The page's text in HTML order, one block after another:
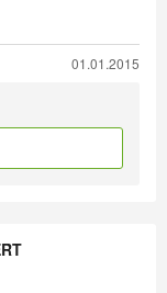
01.01.2015